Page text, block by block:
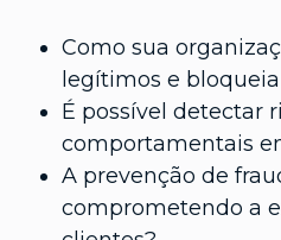
Como sua
legítimos e
É possível detectar
comportamentais
A prevenção de
comprometendo a